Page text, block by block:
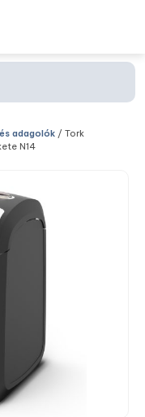
adagolók / Tork
N14